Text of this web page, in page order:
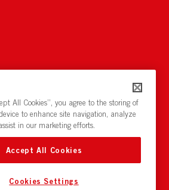
All Cookies”, you agree to the storing of
to enhance site navigation, analyze
in our marketing efforts.
Accept All Cookies
Cookies Settings